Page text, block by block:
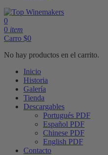
0
0 item
Carro $0
No hay productos en el carrito.
Inicio
Historia
Galería
Tienda
Descargables
Portugués PDF
Español PDF
Chinese PDF
English PDF
Contacto